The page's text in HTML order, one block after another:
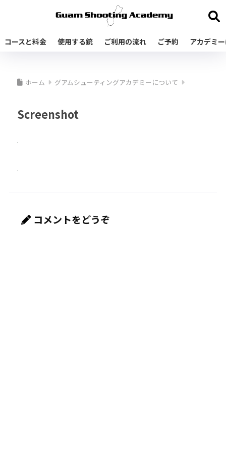
コースと料金 使用する銃 ご利用の流れ ご予約 アカデミ
ホーム グアムシューティングアカデミーについて
Screenshot
コメントをどうぞ